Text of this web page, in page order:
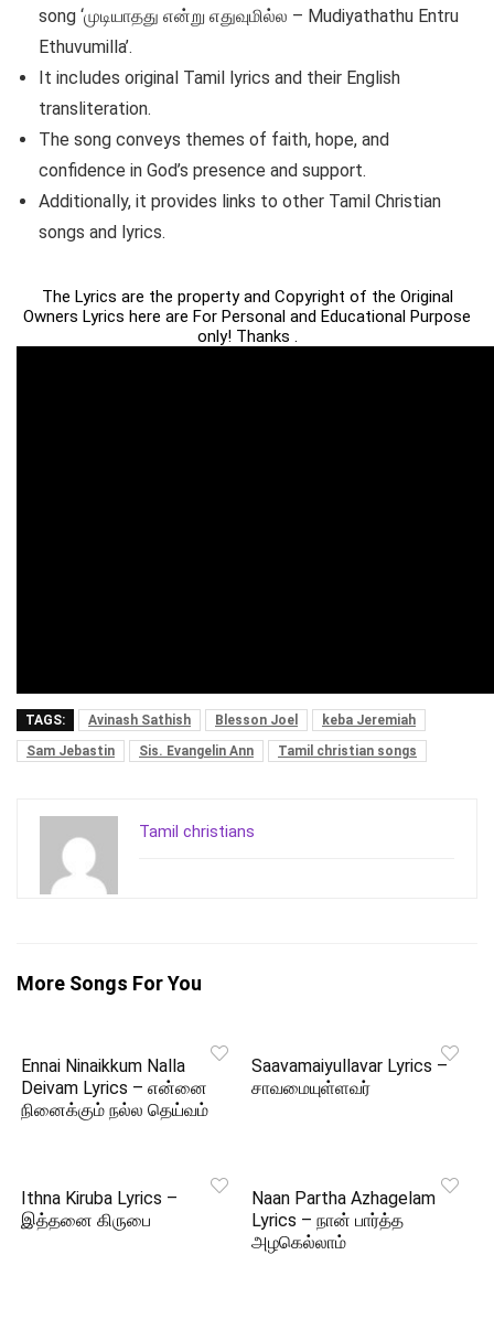
song ‘முடியாதது என்று எதுவுமில்ல – Mudiyathathu Entru
Ethuvumilla’.
It includes original Tamil lyrics and their English
transliteration.
The song conveys themes of faith, hope, and
confidence in God’s presence and support.
Additionally, it provides links to other Tamil Christian
songs and lyrics.
The Lyrics are the property and Copyright of the Original
Owners Lyrics here are For Personal and Educational Purpose
only! Thanks .
TAGS: Avinash Sathish Blesson Joel
keba Jeremiah
Sam Jebastin
Sis. Evangelin Ann Tamil christian songs
Tamil christians
More Songs For You
Ennai Ninaikkum Nalla
Deivam Lyrics – என்னை
நினைக்கும் நல்ல தெய்வம்
Saavamaiyullavar Lyrics –
சாவமையுள்ளவர்
Ithna Kiruba Lyrics –
இத்தனை கிருபை
Naan Partha Azhagelam
Lyrics – நான் பார்த்த
அழகெல்லாம்